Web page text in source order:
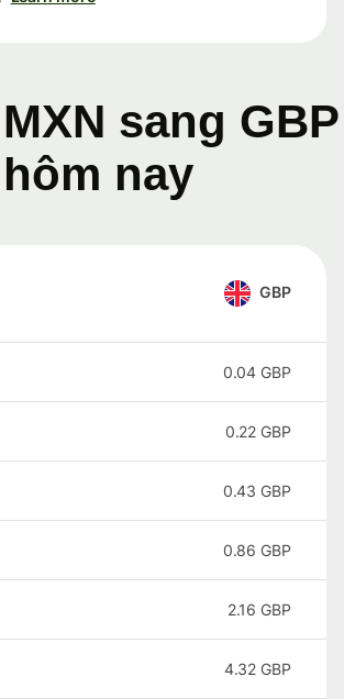
sang GBP
hôm nay
GBP
0.04 GBP
0.22 GBP
0.43 GBP
0.86 GBP
2.16 GBP
4.32 GBP